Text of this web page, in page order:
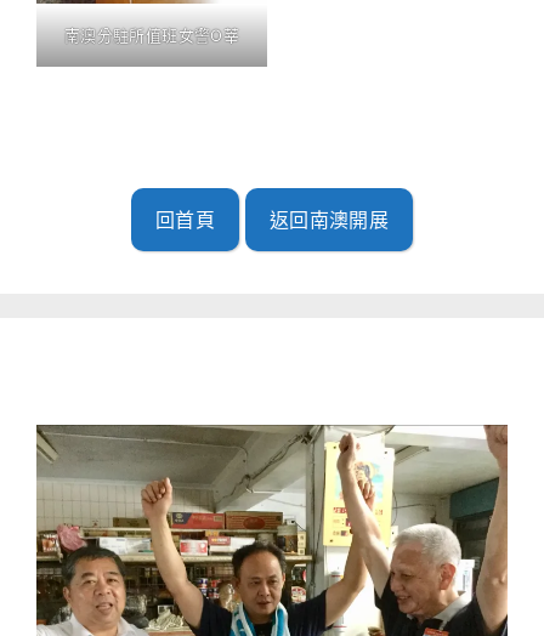
南澳分駐所值班女警O莘
回首頁 返回南澳開展